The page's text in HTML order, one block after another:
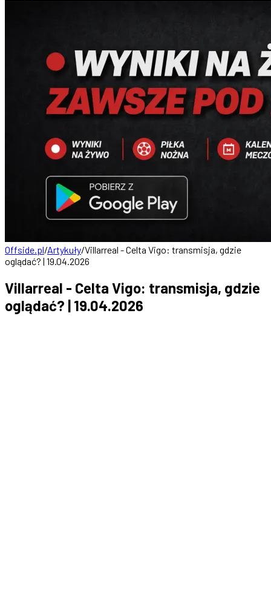
Offside.pl/Artykuły/Villarreal - Celta Vigo: transmisja, gdzie
oglądać? | 19.04.2026
Villarreal - Celta Vigo: transmisja, gdzie
oglądać? | 19.04.2026